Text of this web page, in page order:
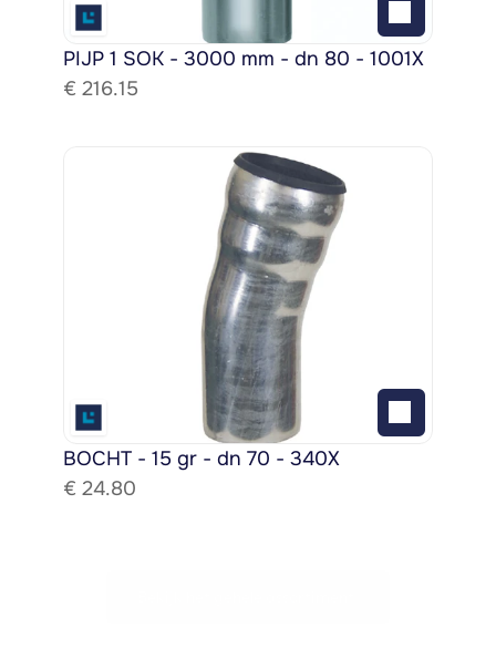
PIJP 1 SOK - 3000 mm - dn 80 - 1001X
€ 216.15
BOCHT - 15 gr - dn 70 - 340X
€ 24.80